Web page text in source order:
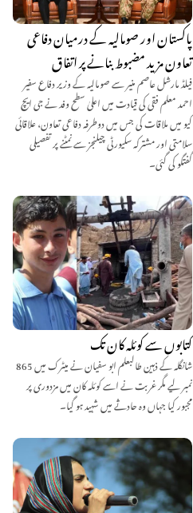
پاکستان اور صومالیہ کے درمیان دفاعی
تعاون مزید مضبوط بنانے پر اتفاق
فیلڈ مارشل عاصم منیر سے صومالیہ کے وزیر دفاع سفیر
احمد معلم فقی کی قیادت میں اعلیٰ سطح وفد نے جی ایچ
کیو میں ملاقات کی جس میں دوطرفہ دفاعی تعاون، علاقائی
سلامتی اور مشترکہ سکیورٹی چیلنجز سے نمٹنے پر تفصیلی
گفتگو کی گئی۔
کتابوں سے کوئلہ کان تک
شانگلہ کے ذہین طالبعلم ابو سفیان نے میٹرک میں 865
نمبر لیے مگر غربت نے اسے کوئلہ کان میں مزدوری پر
مجبور کیا جہاں وہ حادثے میں شہید ہو گیا۔